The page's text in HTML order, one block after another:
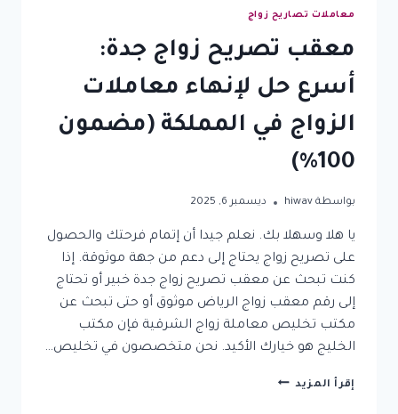
معاملات تصاريح زواج
معقب تصريح زواج جدة:
أسرع حل لإنهاء معاملات
الزواج في المملكة (مضمون
100%)
بواسطة hiwav ديسمبر 6, 2025
يا هلا وسهلا بك. نعلم جيدا أن إتمام فرحتك والحصول
على تصريح زواج يحتاج إلى دعم من جهة موثوقة. إذا
كنت تبحث عن معقب تصريح زواج جدة خبير أو تحتاج
إلى رقم معقب زواج الرياض موثوق أو حتى تبحث عن
مكتب تخليص معاملة زواج الشرقية فإن مكتب
الخليج هو خيارك الأكيد. نحن متخصصون في تخليص…
إقرأ المزيد معقب